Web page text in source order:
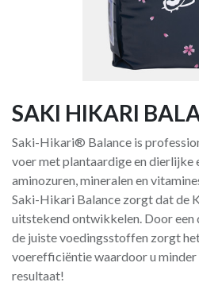
SAKI HIKARI
Saki-Hikari® Balance is
voer met plantaardige en
aminozuren, mineralen en
Saki-Hikari Balance zorgt dat de
uitstekend ontwikkelen. Door
de juiste voedingsstoffen zorgt
voerefficiëntie waardoor u
resultaat!